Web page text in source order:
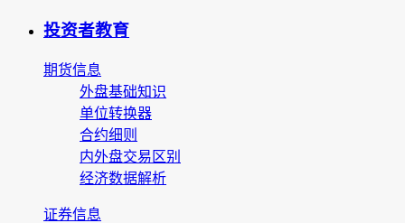
投资者教育
期货信息
外盘基础知识
单位转换器
合约细则
内外盘交易区别
经济数据解析
证券信息